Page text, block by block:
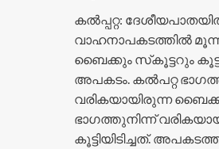
കൽപ്പറ്റ:
വാഹനാപകടത്തിൽ മൂന്ന്
ബൈക്കും സ്‌കൂട്ടറും
അപകടം. കൽപറ്റ
വരികയായിരുന്ന
ഭാഗത്തുനിന്ന്
കൂട്ടിയിടിച്ചത്.